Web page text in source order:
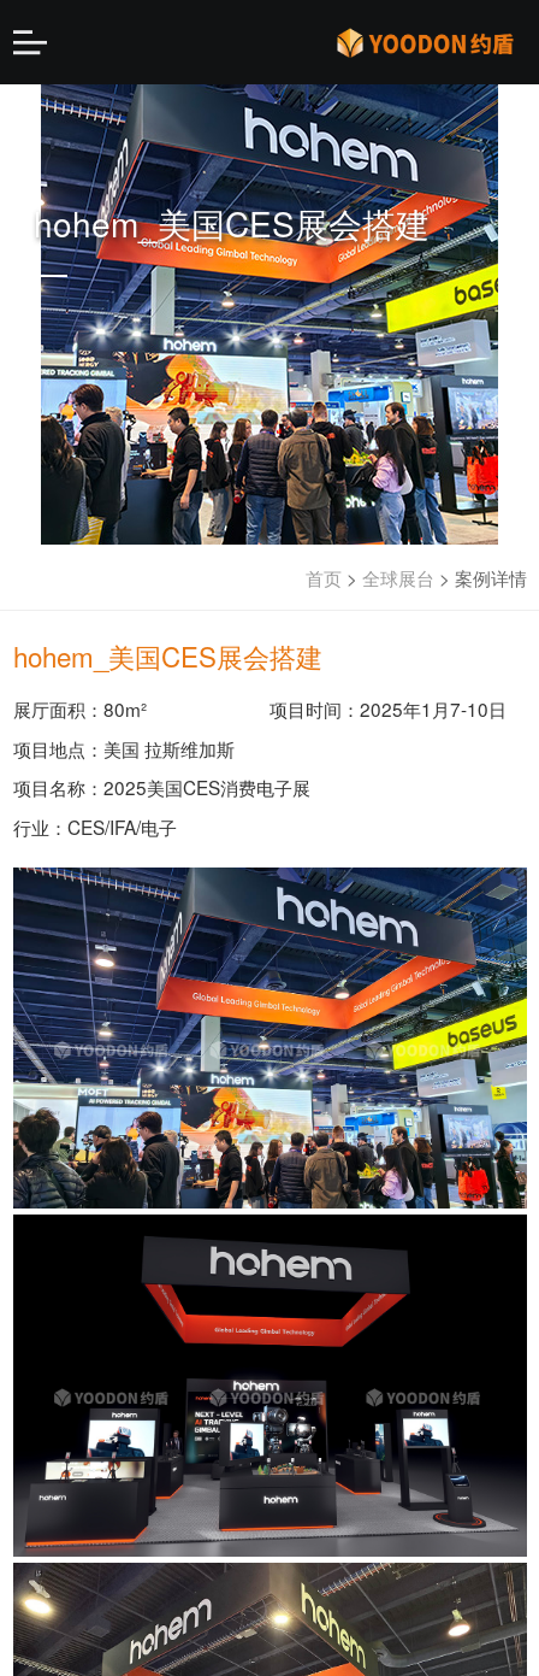
hohem_美国CES展会搭建
首页 > 全球展台 > 案例详情
hohem_美国CES展会搭建
展厅面积：80m²
项目时间：2025年1月7-10日
项目地点：美国 拉斯维加斯
项目名称：2025美国CES消费电子展
行业：CES/IFA/电子